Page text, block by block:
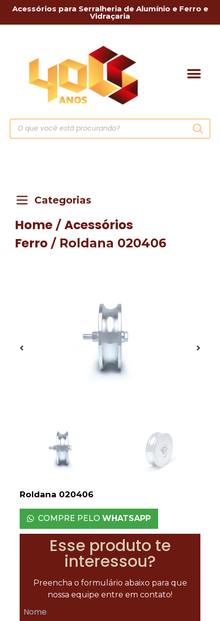
Acessórios para Serralheria de Alumínio e Ferro e
Vidraçaria
Categorias
Home / Acessórios
Ferro / Roldana 020406
Roldana 020406
COMPRE PELO WHATSAPP
Esse produto te
interessou?
Preencha o formulário abaixo para que
nossa equipe entre em contato!
Nome